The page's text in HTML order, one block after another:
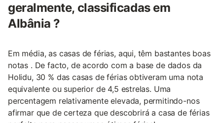
geralmente, classificadas em
Albânia ?
Em média, as casas de férias, aqui, têm bastantes boas
notas . De facto, de acordo com a base de dados da
Holidu, 30 % das casas de férias obtiveram uma nota
equivalente ou superior de 4,5 estrelas. Uma
percentagem relativamente elevada, permitindo-nos
afirmar que de certeza que descobrirá a casa de férias